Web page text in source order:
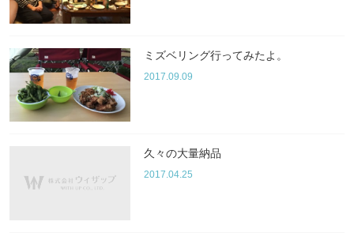
ミズベリング行ってみたよ。
2017.09.09
久々の大量納品
2017.04.25